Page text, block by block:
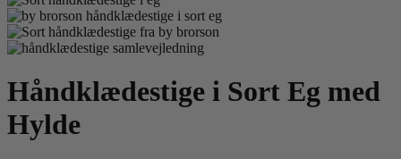
Håndklædestige i Sort Eg med
Hylde